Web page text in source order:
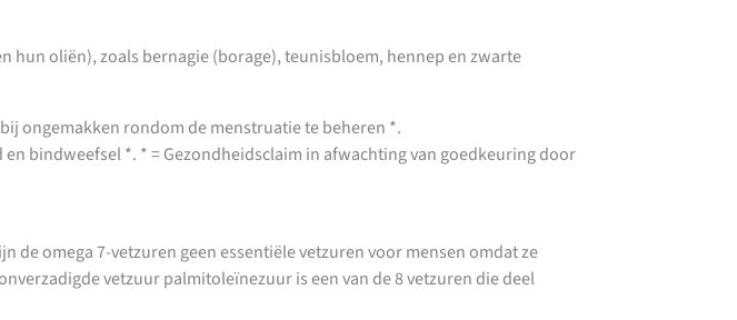
hun oliën), zoals bernagie (borage), teunisbloem, hennep en zwarte
ongemakken rondom de menstruatie te beheren *.
bindweefsel *. * = Gezondheidsclaim in afwachting van goedkeuring door
de omega 7-vetzuren geen essentiële vetzuren voor mensen omdat ze
vetzuur palmitoleïnezuur is een van de 8 vetzuren die deel